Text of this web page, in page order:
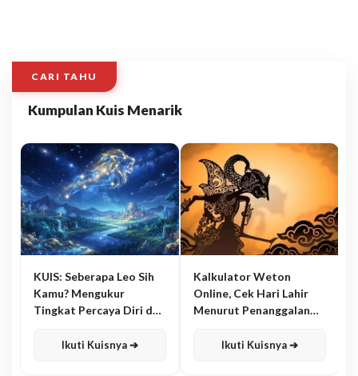
CARI TAHU
Kumpulan Kuis Menarik
KUIS: Seberapa Leo Sih
Kamu? Mengukur
Tingkat Percaya Diri dan
Ikuti Kuisnya ➔
Kalkulator Weton
Online, Cek Hari Lahir
Menurut Penanggalan
Ikuti Kuisnya ➔